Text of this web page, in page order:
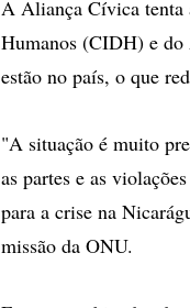
A Aliança Cívica tenta
Humanos (CIDH) e do
estão no país, o que
"A situação é muito
as partes e as
para a crise na
missão da ONU.